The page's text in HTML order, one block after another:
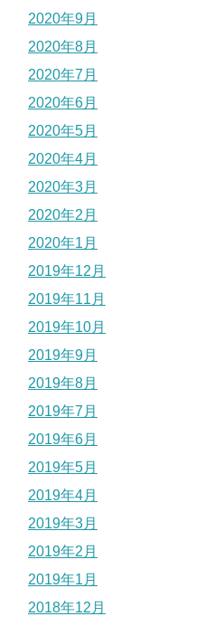
2020年9月
2020年8月
2020年7月
2020年6月
2020年5月
2020年4月
2020年3月
2020年2月
2020年1月
2019年12月
2019年11月
2019年10月
2019年9月
2019年8月
2019年7月
2019年6月
2019年5月
2019年4月
2019年3月
2019年2月
2019年1月
2018年12月